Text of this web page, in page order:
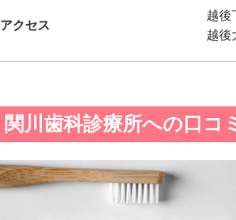
アクセス
越後
越後
関川歯科診療所への口コ